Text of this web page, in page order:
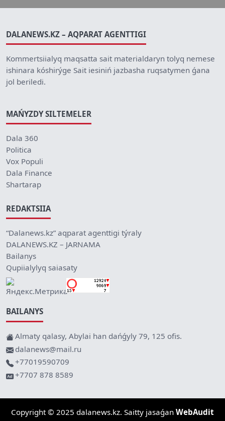
DALANEWS.KZ – AQPARAT AGENTTIGI
Kommertsiialyq maqsatta sait materialdaryn tolyq nemese
ishinara kóshirýge Sait iesiniń jazbasha ruqsatymen ǵana
jol beriledi.
MAŃYZDY SILTEMELER
Dala 360
Politica
Vox Populi
Dala Finance
Shartarap
REDAKTSIIA
“Dalanews.kz” aqparat agenttigi týraly
DALANEWS.KZ – JARNAMA
Bailanys
Qupiialylyq saiasaty
BAILANYS
Almaty qalasy, Abylai han dańǵyly 79, 125 ofis.
dalanews@mail.ru
+77019590709
+7707 878 8589
Copyright © 2025 dalanews.kz. Saitty jasaǵan WebAudit